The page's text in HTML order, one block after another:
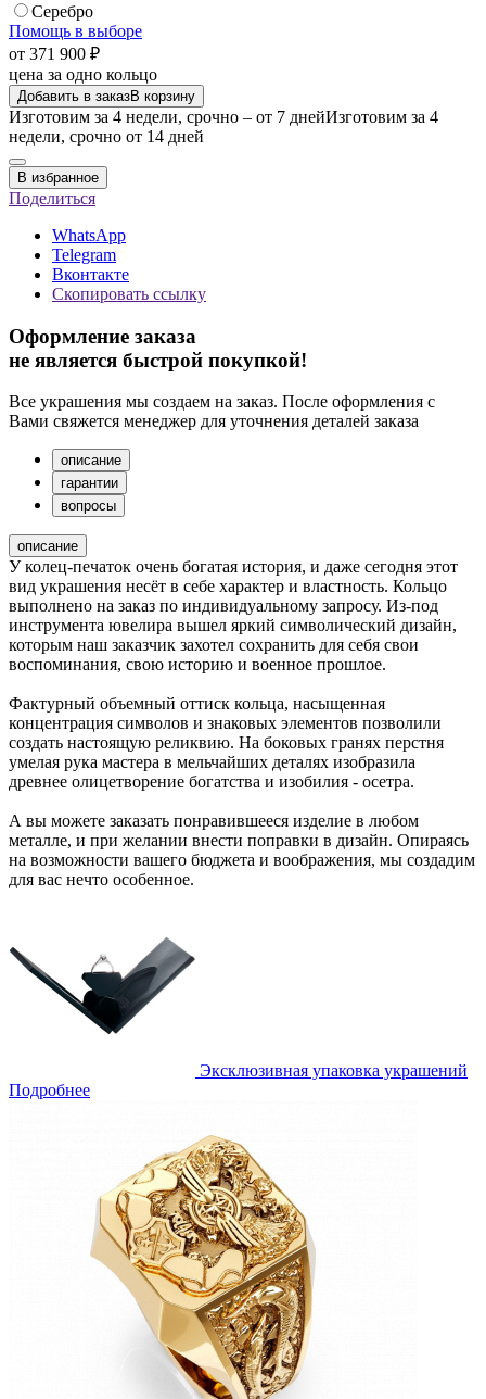
Серебро
Помощь в выборе
от 371 900 ₽
цена за одно кольцо
Добавить в заказВ корзину
Изготовим за 4 недели, срочно – от 7 днейИзготовим за 4
недели, срочно от 14 дней
В избранное
Поделиться
WhatsApp
Telegram
Вконтакте
Скопировать ссылку
Оформление заказа
не является быстрой покупкой!
Все украшения мы создаем на заказ. После оформления с
Вами свяжется менеджер для уточнения деталей заказа
описание
гарантии
вопросы
описание
У колец-печаток очень богатая история, и даже сегодня этот
вид украшения несёт в себе характер и властность. Кольцо
выполнено на заказ по индивидуальному запросу. Из-под
инструмента ювелира вышел яркий символический дизайн,
которым наш заказчик захотел сохранить для себя свои
воспоминания, свою историю и военное прошлое.
Фактурный объемный оттиск кольца, насыщенная
концентрация символов и знаковых элементов позволили
создать настоящую реликвию. На боковых гранях перстня
умелая рука мастера в мельчайших деталях изобразила
древнее олицетворение богатства и изобилия - осетра.
А вы можете заказать понравившееся изделие в любом
металле, и при желании внести поправки в дизайн. Опираясь
на возможности вашего бюджета и воображения, мы создадим
для вас нечто особенное.
Эксклюзивная упаковка украшений
Подробнее